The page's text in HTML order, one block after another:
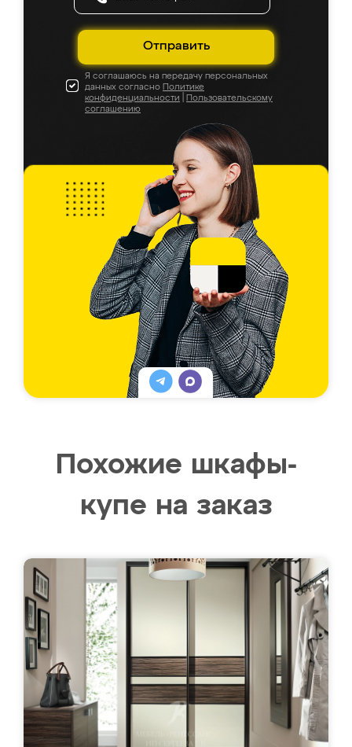
Отправить
Я соглашаюсь на передачу персональных
данных согласно Политике
конфиденциальности
Пользовательскому
соглашению
Похожие шкафы-
купе на заказ